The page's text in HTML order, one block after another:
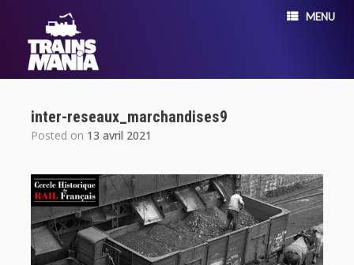
MENU
inter-reseaux_marchandises9
Posted on 13 avril 2021